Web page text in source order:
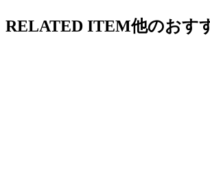
RELATED ITEM他のおす